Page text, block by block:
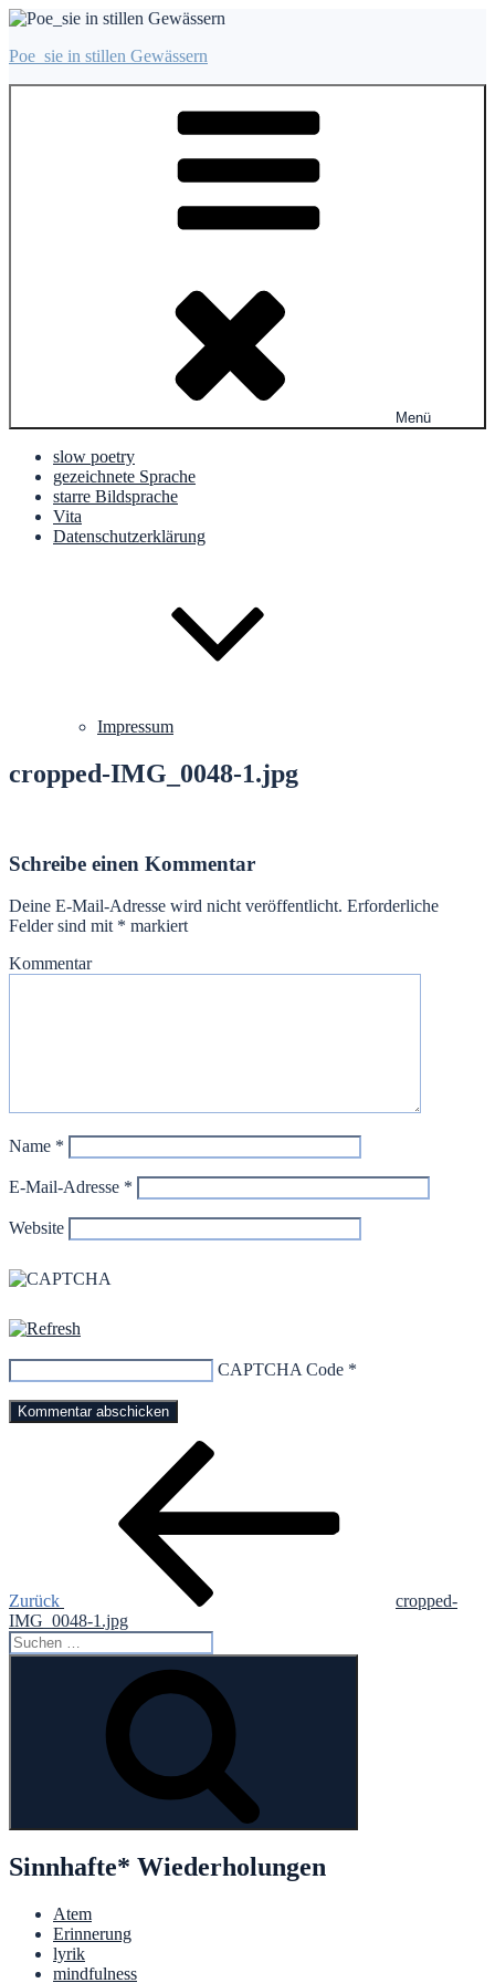
Zum
springen
Poe_sie in stillen Gewässern
Menü
slow poetry
gezeichnete Sprache
starre Bildsprache
Vita
Datenschutzerklärung
Impressum
cropped-IMG_0048-1.jpg
Schreibe einen Kommentar
Deine E-Mail-Adresse wird nicht veröffentlicht. Erforderliche
Felder sind mit * markiert
Kommentar
Name *
E-Mail-Adresse *
Website
CAPTCHA Code *
Beitragsnavigation
Zurück
cropped-
IMG_0048-1.jpg
Suche
nach:
Sinnhafte* Wiederholungen
Atem
Erinnerung
lyrik
mindfulness